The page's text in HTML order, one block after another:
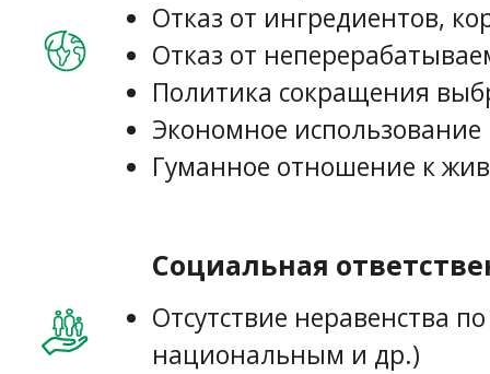
Отказ от ингредиентов,
Отказ от
Политика сокращения
Экономное
Гуманное отношение к
Социальная
Отсутствие неравенства
национальным и др.)